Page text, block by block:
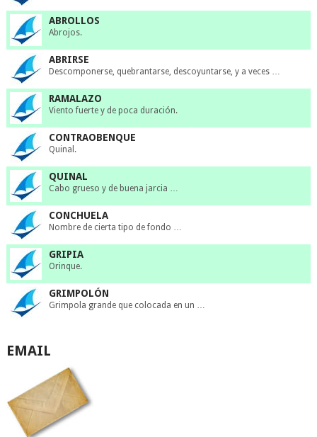
ABROLLOS
Abrojos.
ABRIRSE
Descomponerse, quebrantarse, descoyuntarse, y a veces …
RAMALAZO
Viento fuerte y de poca duración.
CONTRAOBENQUE
Quinal.
QUINAL
Cabo grueso y de buena jarcia …
CONCHUELA
Nombre de cierta tipo de fondo …
GRIPIA
Orinque.
GRIMPOLÓN
Grimpola grande que colocada en un …
EMAIL